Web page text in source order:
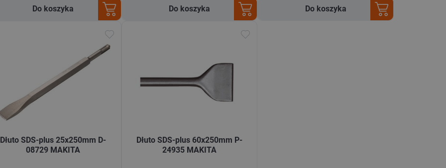
Do koszyka Do koszyka Do koszyka
Dłuto SDS-plus 25x250mm D-
08729 MAKITA
Dłuto SDS-plus 60x250mm P-
24935 MAKITA